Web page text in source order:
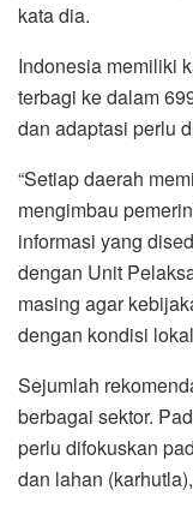
kata dia.
Indonesia memiliki
terbagi ke dalam
dan adaptasi perlu
“Setiap daerah
mengimbau
informasi yang
dengan Unit
masing agar
dengan kondisi
Sejumlah
berbagai sektor.
perlu difokuskan
dan lahan